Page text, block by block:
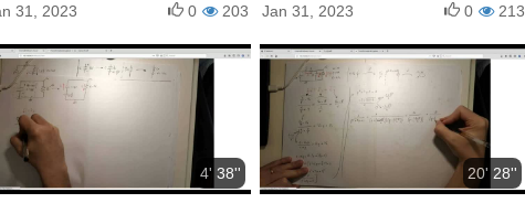
31, 2023 203
0 Jan 31, 2023 213
0
4' 38'' 20' 28''